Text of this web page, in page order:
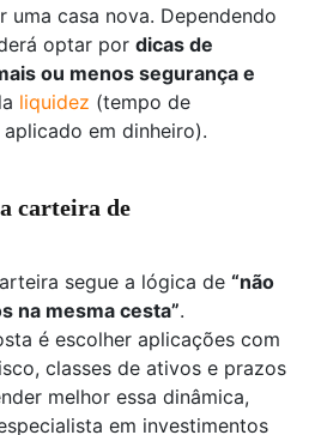
casa nova. Dependendo
optar por dicas de
ou menos segurança e
liquidez (tempo de
em dinheiro).
carteira de
segue a lógica de “não
na mesma cesta”.
é escolher aplicações com
classes de ativos e prazos
melhor essa dinâmica,
em investimentos